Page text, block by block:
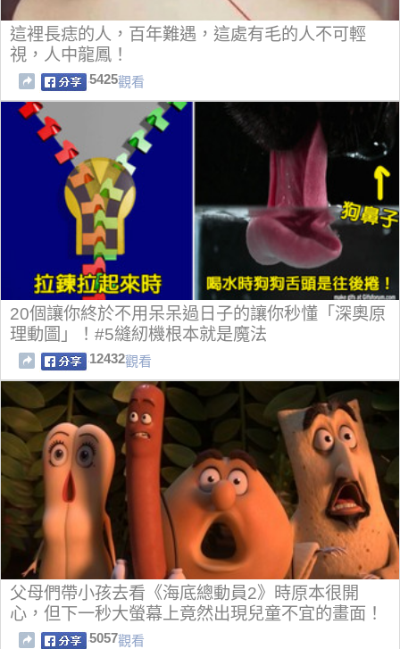
這裡長痣的人，百年難遇，這處有毛的人不可輕
視，人中龍鳳！
5425觀看
20個讓你終於不用呆呆過日子的讓你秒懂「深奧原
理動圖」！#5縫紉機根本就是魔法
12432觀看
父母們帶小孩去看《海底總動員2》時原本很開
心，但下一秒大螢幕上竟然出現兒童不宜的畫面！
5057觀看